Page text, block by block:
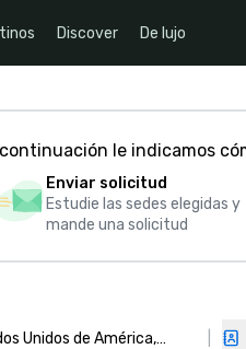
Discover De lujo
le indicamos
Enviar solicitud
Estudie las sedes elegidas y
mande una solicitud
Unidos de América,